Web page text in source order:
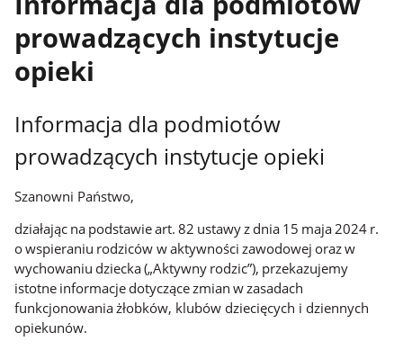
prowadzących instytucje
opieki
Informacja dla podmiotów
prowadzących instytucje opieki
Szanowni Państwo,
działając na podstawieart. 82 ustawyz dnia 15 maja2024 r.
owspieraniu rodziców waktywności zawodowej orazw
wychowaniu dziecka(„Aktywny rodzic”), przekazujemy
istotne informacje dotyczącezmian wzasadach
funkcjonowaniażłobków, klubów dziecięcych i dziennych
opiekunów.